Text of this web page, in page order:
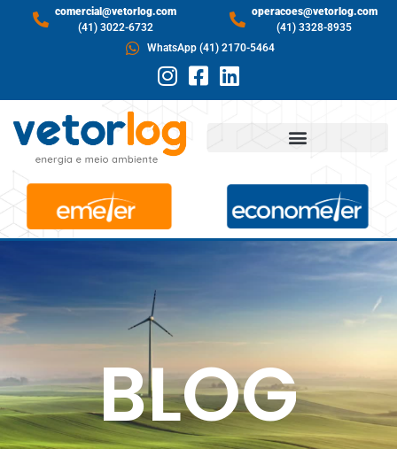
comercial@vetorlog.com
(41) 3022-6732
operacoes@vetorlog.com
(41) 3328-8935
WhatsApp (41) 2170-5464
BLOG